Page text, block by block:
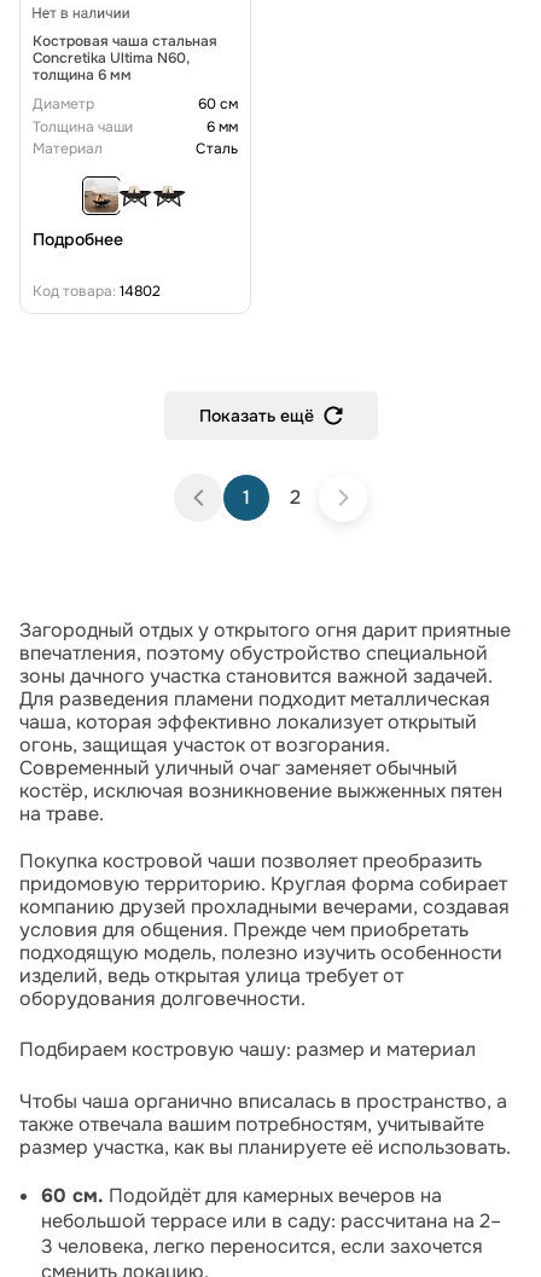
Костровая чаша стальная
Concretika Ultima N60,
толщина 6 мм
Диаметр
60 см
Толщина чаши
6 мм
Материал
Сталь
Подробнее
Код товара: 14802
Показать ещё
1 2
Загородный отдых у открытого огня дарит приятные
впечатления, поэтому обустройство специальной
зоны дачного участка становится важной задачей.
Для разведения пламени подходит металлическая
чаша, которая эффективно локализует открытый
огонь, защищая участок от возгорания.
Современный уличный очаг заменяет обычный
костёр, исключая возникновение выжженных пятен
на траве.
Покупка костровой чаши позволяет преобразить
придомовую территорию. Круглая форма собирает
компанию друзей прохладными вечерами, создавая
условия для общения. Прежде чем приобретать
подходящую модель, полезно изучить особенности
изделий, ведь открытая улица требует от
оборудования долговечности.
Подбираем костровую чашу: размер и материал
Чтобы чаша органично вписалась в пространство, а
также отвечала вашим потребностям, учитывайте
размер участка, как вы планируете её использовать.
60 см. Подойдёт для камерных вечеров на
небольшой террасе или в саду: рассчитана на 2–
3 человека, легко переносится, если захочется
сменить локацию.